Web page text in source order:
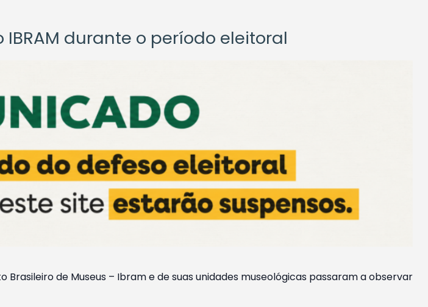
durante o período eleitoral
de Museus – Ibram e de suas unidades museológicas passaram a observar